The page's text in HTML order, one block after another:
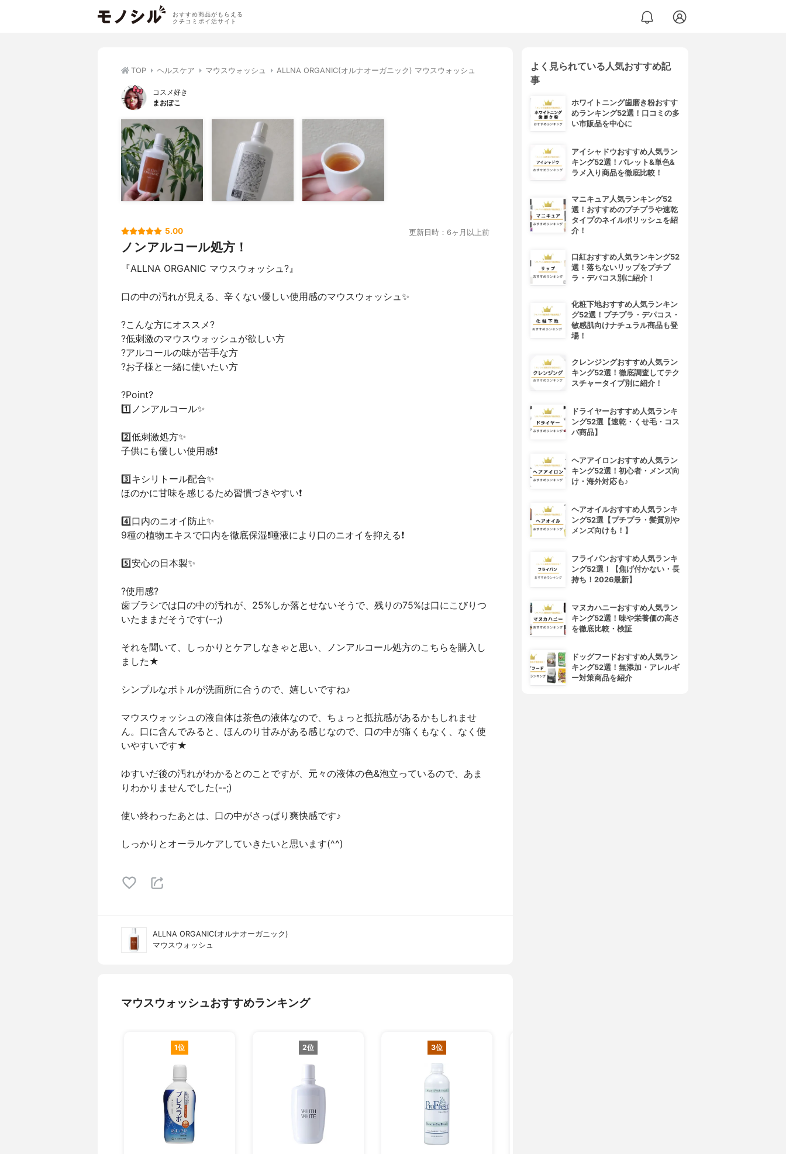
おすすめ商品がもらえる
クチコミポイ活サイト
TOP ヘルスケア マウスウォッシュ ALLNA ORGANIC(オルナオーガニック) マウスウォッシュ
コスメ好き
まおぽこ
5.00 更新日時：6ヶ月以上前
ノンアルコール処方！
『ALLNA ORGANIC マウスウォッシュ?』
口の中の汚れが見える、辛くない優しい使用感のマウスウォッシュ✨
?こんな方にオススメ?
?低刺激のマウスウォッシュが欲しい方
?アルコールの味が苦手な方
?お子様と一緒に使いたい方
?Point?
1️⃣ノンアルコール✨
2️⃣低刺激処方✨
子供にも優しい使用感❗️
3️⃣キシリトール配合✨
ほのかに甘味を感じるため習慣づきやすい❗️
4️⃣口内のニオイ防止✨
9種の植物エキスで口内を徹底保湿❗️唾液により口のニオイを抑える❗️
5️⃣安心の日本製✨
?使用感?
歯ブラシでは口の中の汚れが、25%しか落とせないそうで、残りの75%は口にこびりつ
いたままだそうです(--;)
それを聞いて、しっかりとケアしなきゃと思い、ノンアルコール処方のこちらを購入し
ました★
シンプルなボトルが洗面所に合うので、嬉しいですね♪
マウスウォッシュの液自体は茶色の液体なので、ちょっと抵抗感があるかもしれませ
ん。口に含んでみると、ほんのり甘みがある感じなので、口の中が痛くもなく、なく使
いやすいです★
ゆすいだ後の汚れがわかるとのことですが、元々の液体の色&泡立っているので、あま
りわかりませんでした(--;)
使い終わったあとは、口の中がさっぱり爽快感です♪
しっかりとオーラルケアしていきたいと思います(^^)
ALLNA ORGANIC(オルナオーガニック)
マウスウォッシュ
マウスウォッシュおすすめランキング
1位 2位 3位
よく見られている人気おすすめ記
事
ホワイトニング歯磨き粉おすす
めランキング52選！口コミの多
い市販品を中心に
アイシャドウおすすめ人気ラン
キング52選！パレット&単色&
ラメ入り商品を徹底比較！
マニキュア人気ランキング52
選！おすすめのプチプラや速乾
タイプのネイルポリッシュを紹
介！
口紅おすすめ人気ランキング52
選！落ちないリップをプチプ
ラ・デパコス別に紹介！
化粧下地おすすめ人気ランキン
グ52選！プチプラ・デパコス・
敏感肌向けナチュラル商品も登
場！
クレンジングおすすめ人気ラン
キング52選！徹底調査してテク
スチャータイプ別に紹介！
ドライヤーおすすめ人気ランキ
ング52選【速乾・くせ毛・コス
パ商品】
ヘアアイロンおすすめ人気ラン
キング52選！初心者・メンズ向
け・海外対応も♪
ヘアオイルおすすめ人気ランキ
ング52選【プチプラ・髪質別や
メンズ向けも！】
フライパンおすすめ人気ランキ
ング52選！【焦げ付かない・長
持ち！2026最新】
マヌカハニーおすすめ人気ラン
キング52選！味や栄養価の高さ
を徹底比較・検証
ドッグフードおすすめ人気ラン
キング52選！無添加・アレルギ
ー対策商品を紹介